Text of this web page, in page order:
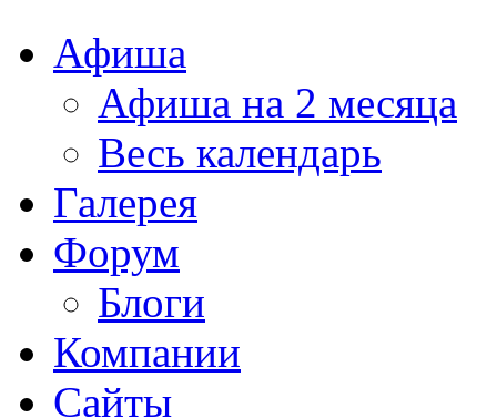
Афиша
Афиша на 2 месяца
Весь календарь
Галерея
Форум
Блоги
Компании
Сайты